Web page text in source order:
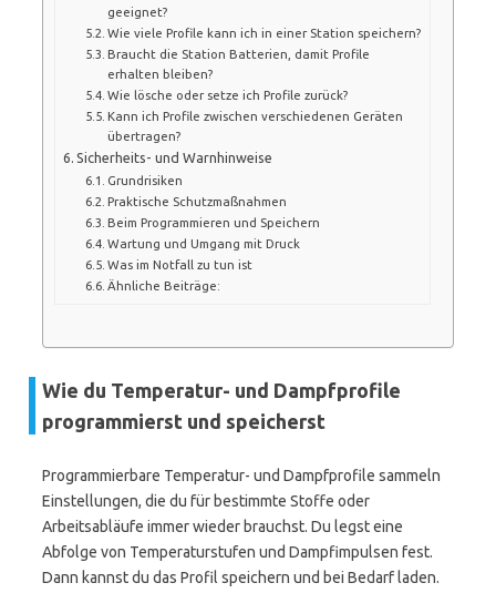
geeignet?
Wie viele Profile kann ich in einer Station speichern?
Braucht die Station Batterien, damit Profile
erhalten bleiben?
Wie lösche oder setze ich Profile zurück?
Kann ich Profile zwischen verschiedenen Geräten
übertragen?
Sicherheits- und Warnhinweise
Grundrisiken
Praktische Schutzmaßnahmen
Beim Programmieren und Speichern
Wartung und Umgang mit Druck
Was im Notfall zu tun ist
Ähnliche Beiträge:
Wie du Temperatur- und Dampfprofile
programmierst und speicherst
Programmierbare Temperatur- und Dampfprofile sammeln
Einstellungen, die du für bestimmte Stoffe oder
Arbeitsabläufe immer wieder brauchst. Du legst eine
Abfolge von Temperaturstufen und Dampfimpulsen fest.
Dann kannst du das Profil speichern und bei Bedarf laden.